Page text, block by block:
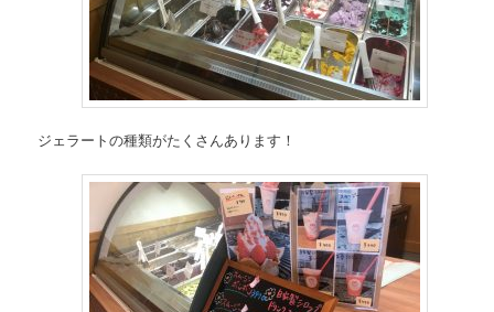
ジェラートの種類がたくさんあります！